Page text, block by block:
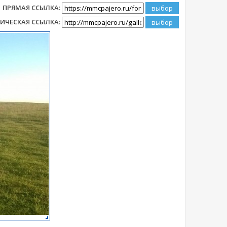
ПРЯМАЯ ССЫЛКА:
ССЫЛКА: